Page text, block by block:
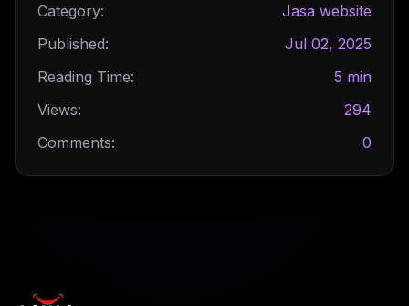
Category:
Jasa website
Published:
Jul 02, 2025
Reading Time:
5 min
Views:
294
Comments:
0